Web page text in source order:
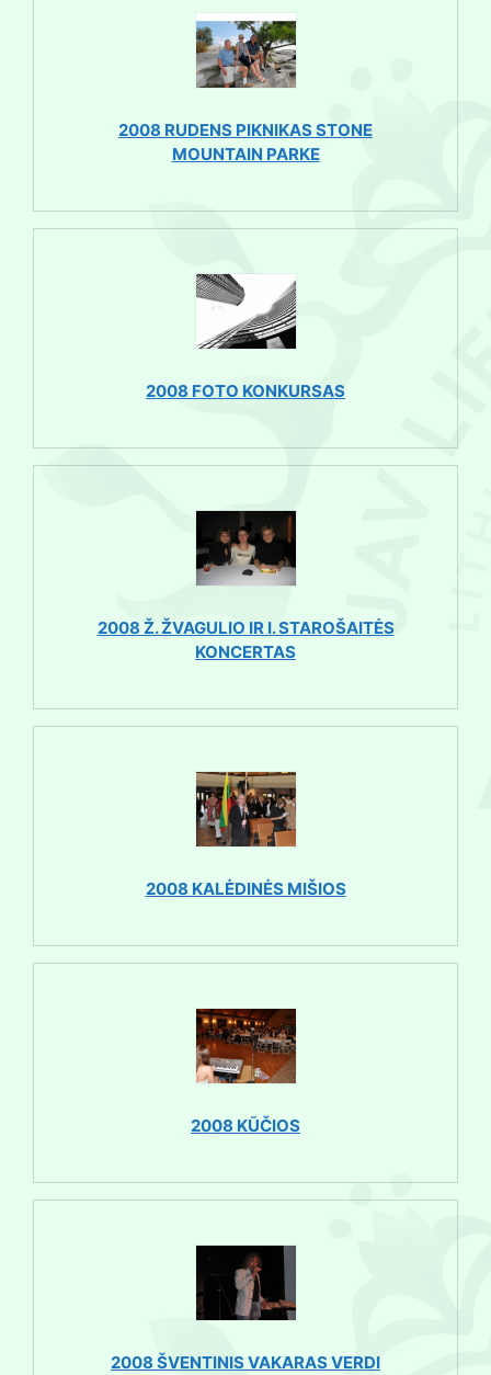
2008 RUDENS PIKNIKAS STONE
MOUNTAIN PARKE
2008 FOTO KONKURSAS
2008 Ž. ŽVAGULIO IR I. STAROŠAITĖS
KONCERTAS
2008 KALĖDINĖS MIŠIOS
2008 KŪČIOS
2008 ŠVENTINIS VAKARAS VERDI